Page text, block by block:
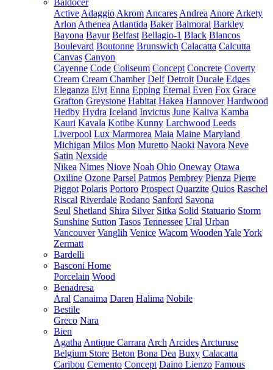
Baldocer
Active Adaggio Akrom Ancares Andrea Anore Arkety
Arlon Athenea Atlantida Baker Balmoral Barkley
Bayona Bayur Belfast Bellagio-1 Black Blancos
Boulevard Boutonne Brunswich Calacatta Calcutta
Canvas Canyon
Cayenne Code Coliseum Concept Concrete Coverty
Cream Cream Chamber Delf Detroit Ducale Edges
Eleganza Elyt Enna Epping Eternal Even Fox Grace
Grafton Greystone Habitat Hakea Hannover Hardwood
Hedby Hydra Iceland Invictus June Kaliva Kamba
Kauri Kavala Kotibe Kunny Larchwood Leeds
Liverpool Lux Marmorea Maia Maine Maryland
Michigan Milos Mon Muretto Naoki Navora Neve
Satin Nexside
Nikea Nimes Niove Noah Ohio Oneway Otawa
Oxiline Ozone Parsel Patmos Pembrey Pienza Pierre
Piggot Polaris Portoro Prospect Quarzite Quios Raschel
Riscal Riverdale Rodano Sanford Savona
Seul Shetland Shira Silver Sitka Solid Statuario Storm
Sunshine Sutton Tasos Tennessee Ural Urban
Vancouver Vanglih Venice Wacom Wooden YaleYork
Zermatt
Bardelli
Basconi Home
Porcelain Wood
Benadresa
Aral Canaima Daren Halima Nobile
Bestile
Greco Nara
Bien
Agatha Antique Carrara Arch Arcides Arcturuse
Belgium Store Beton Bona Dea Buxy Calacatta
Caribou Cemento Concept Daino Lienzo Famous